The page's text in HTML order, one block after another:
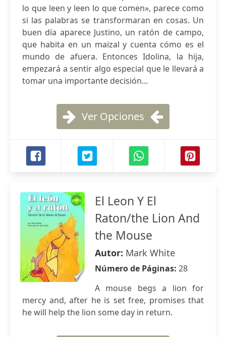
lo que leen y leen lo que comen», parece como
si las palabras se transformaran en cosas. Un
buen día aparece Justino, un ratón de campo,
que habita en un maizal y cuenta cómo es el
mundo de afuera. Entonces Idolina, la hija,
empezará a sentir algo especial que le llevará a
tomar una importante decisión...
Ver Opciones
El Leon Y El
Raton/the Lion And
the Mouse
Autor: Mark White
Número de Páginas: 28
A mouse begs a lion for
mercy and, after he is set free, promises that
he will help the lion some day in return.